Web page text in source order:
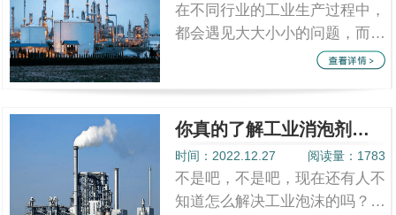
在不同行业的工业生产过程中，
都会遇见大大小小的问题，而泡
沫问题也正是其一。而不同行业
你真的了解工业消泡剂吗？
时间：2022.12.27 阅读量：1783
不是吧，不是吧，现在还有人不
知道怎么解决工业泡沫的吗？下